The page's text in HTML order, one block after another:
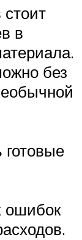
в
без
готовые
ошибок